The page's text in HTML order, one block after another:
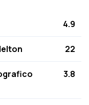
4.9
22
3.8